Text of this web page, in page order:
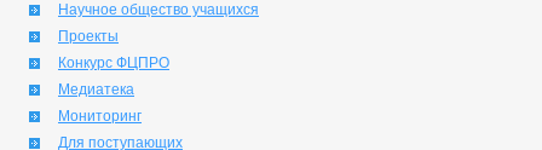
Научное общество учащихся
Проекты
Конкурс ФЦПРО
Медиатека
Мониторинг
Для поступающих